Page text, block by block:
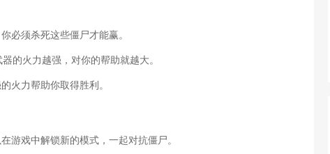
怖修女游戏通关)
么玩的(使命召唤亡灵剧院彩蛋)
使在哪刷(我的世界魔法金属亡灵古墓)
么获得的(部落冲突暗夜用什么兵好)
必须杀死这些僵尸才能赢。
的火力越强，对你的帮助就越大。
火力帮助你取得胜利。
游戏中解锁新的模式，一起对抗僵尸。